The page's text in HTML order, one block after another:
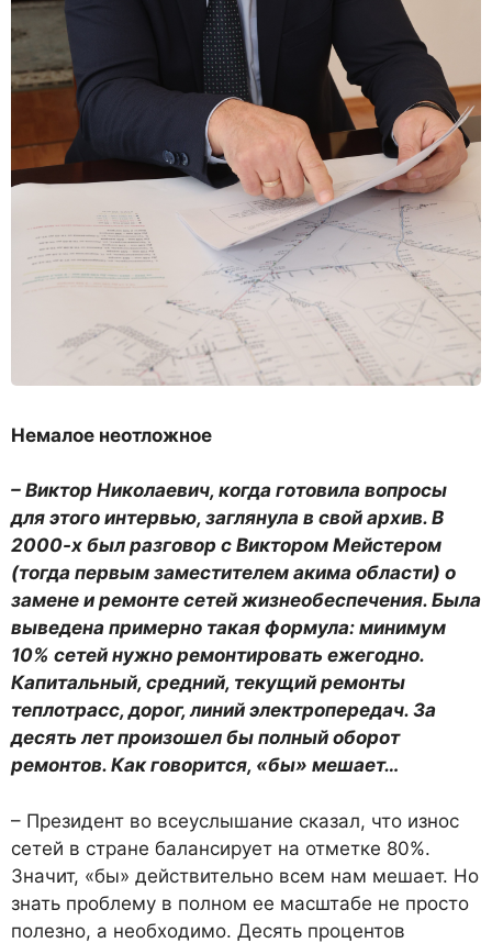
Немалое неотложное
– Виктор Николаевич, когда готовила вопросы
для этого интервью, заглянула в свой архив. В
2000-х был разговор с Виктором Мейстером
(тогда первым заместителем акима области) о
замене и ремонте сетей жизнеобеспечения. Была
выведена примерно такая формула: минимум
10% сетей нужно ремонтировать ежегодно.
Капитальный, средний, текущий ремонты
теплотрасс, дорог, линий электропередач. За
десять лет произошел бы полный оборот
ремонтов. Как говорится, «бы» мешает…
– Президент во всеуслышание сказал, что износ
сетей в стране балансирует на отметке 80%.
Значит, «бы» действительно всем нам мешает. Но
знать проблему в полном ее масштабе не просто
полезно, а необходимо. Десять процентов